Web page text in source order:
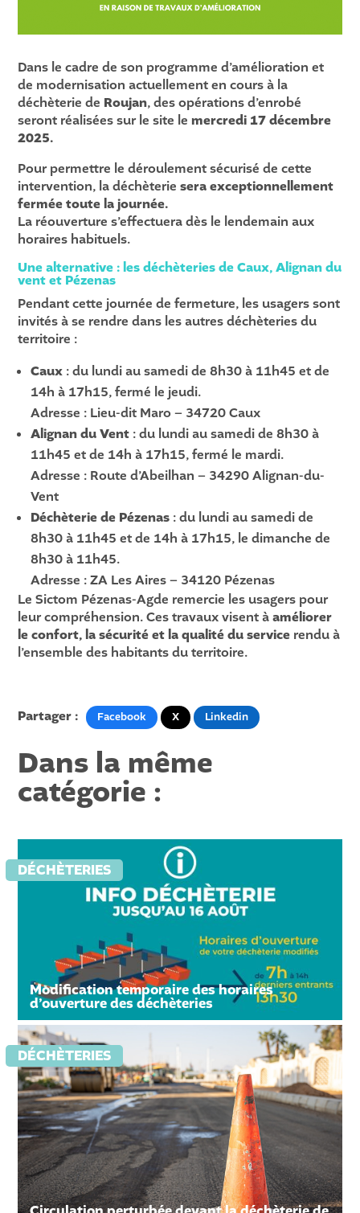
Dans le cadre de son programme d’amélioration et
de modernisation actuellement en cours à la
déchèterie de Roujan, des opérations d’enrobé
seront réalisées sur le site le mercredi 17 décembre
2025.
Pour permettre le déroulement sécurisé de cette
intervention, la déchèteriesera exceptionnellement
fermée toute la journée.
La réouverture s’effectuera dès le lendemain aux
horaires habituels.
Une alternative : les déchèteries de Caux, Alignan du
vent et Pézenas
Pendant cette journée de fermeture, les usagers sont
invités à se rendre dans les autres déchèteries du
territoire :
Caux : du lundi au samedi de 8h30 à 11h45 et de
14h à 17h15, fermé le jeudi.
Adresse : Lieu-dit Maro – 34720 Caux
Alignan du Vent : du lundi au samedi de 8h30 à
11h45 et de 14h à 17h15, fermé le mardi.
Adresse : Route d’Abeilhan – 34290 Alignan-du-
Vent
Déchèterie de Pézenas : du lundi au samedi de
8h30 à 11h45 et de 14h à 17h15, le dimanche de
8h30 à 11h45.
Adresse : ZA Les Aires – 34120 Pézenas
Le Sictom Pézenas-Agde remercie les usagers pour
leur compréhension. Ces travaux visent àaméliorer
le confort, la sécurité et la qualité du service rendu à
l’ensemble des habitants du territoire.
Partager : Facebook X Linkedin
Dans la même
catégorie :
DÉCHÈTERIES
Modification temporaire des horaires
d’ouverture des déchèteries
DÉCHÈTERIES